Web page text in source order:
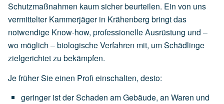
Schutzmaßnahmen kaum sicher beurteilen. Ein von uns
vermittelter Kammerjäger in Krähenberg bringt das
notwendige Know-how, professionelle Ausrüstung und –
wo möglich – biologische Verfahren mit, um Schädlinge
zielgerichtet zu bekämpfen.
Je früher Sie einen Profi einschalten, desto:
geringer istderSchaden amGebäude, an Waren und